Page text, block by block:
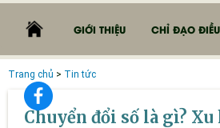
GIỚI THIỆU CHỈ ĐẠO
Trang chủ > Tin tức
Chuyển đổi số là gì? Xu